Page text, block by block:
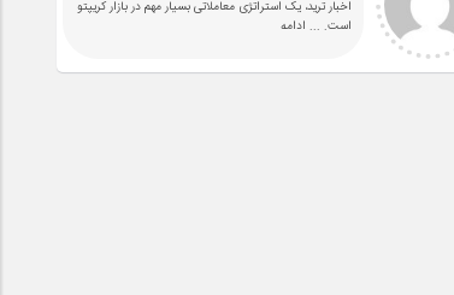
اخبار ترید، یک استراتژی معاملاتی بسیار مهم در بازار کریپتو
است. ... ادامه